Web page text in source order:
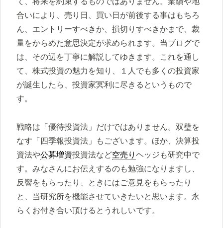
合いにより、売り日、買い日が前後する事はもちろ
ん、エントリーすべきか、損切りすべきかまで、裁
量をからめた意思決定が求められます。当ブログで
は、その辺を丁寧に解説してゆきます。これを通し
て、株式投資の魅力を知り、１人でも多くの投資家
が誕生したら、投資家冥利に尽きるというもので
す。
戦略は「優待投資法」だけではありません。双璧を
なす「四季報投資法」もございます。ほか、決算投
資法や公募増資投資法など空売り ヘッジも研究中で
す。みなさんにお伝えするのも勉強になりますし、
反響をもらったり、ときにはご意見をもらったり
と、当研究所を機能させていきたいと思います。永
らくお付き合い頂けるとうれしいです。